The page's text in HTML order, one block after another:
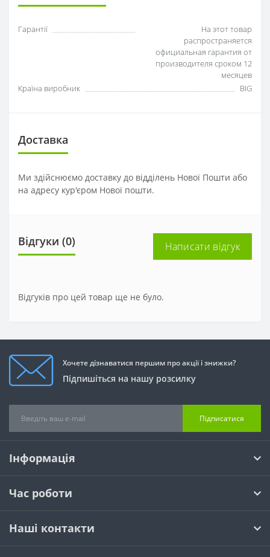
Гарантії
На этот товар
распространяется
официальная гарантия от
производителя сроком 12
месяцев
Країна виробник
BIG
Доставка
Ми здійснюємо доставку до відділень Нової Пошти або
на адресу кур'єром Нової пошти.
Відгуки (0) Написати відгук
Відгуків про цей товар ще не було.
Хочете дізнаватися першим про акції і знижки?
Підпишіться на нашу розсилку
Підписатися
Інформація
Час роботи
Наші контакти